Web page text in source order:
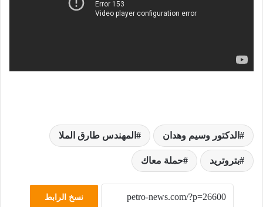
الدكتور وسيم وهدان المهندس طارق الملا
بتروتريد حملة معاك
نسخ الرابط